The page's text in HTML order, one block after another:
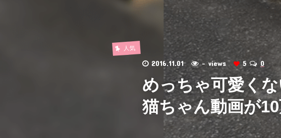
人気
2016.11.01 - views 5 0
めっちゃ可愛く
猫ちゃん動画が